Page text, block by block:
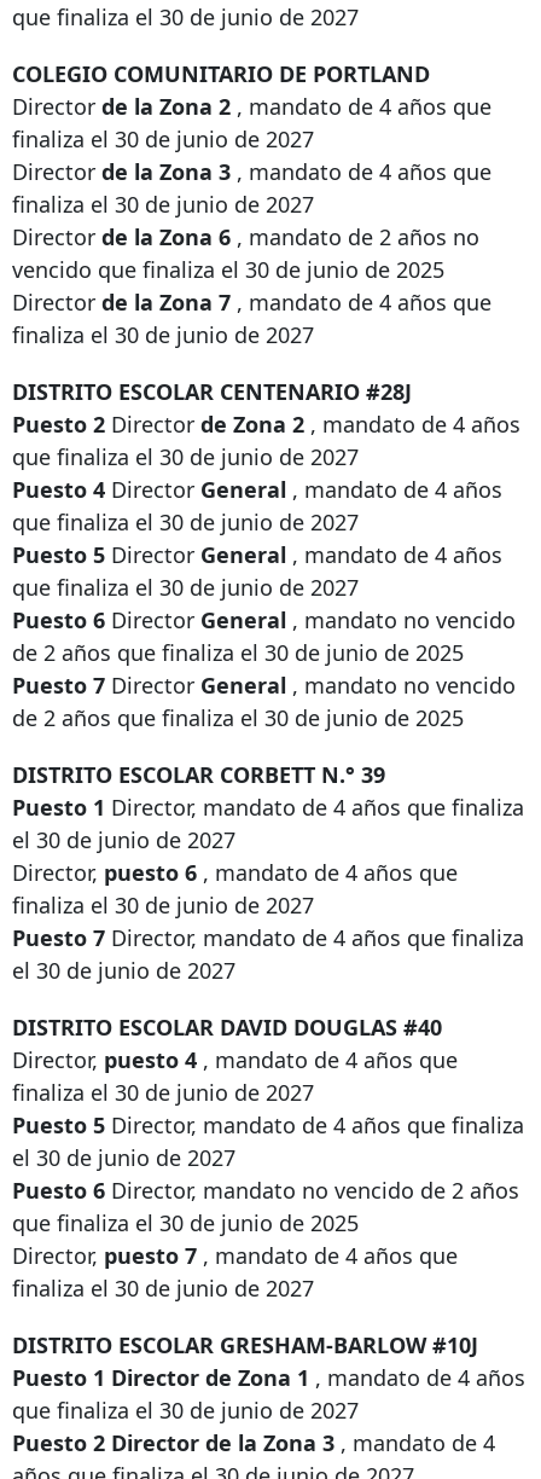
que finaliza el 30 de junio de 2027
COLEGIO COMUNITARIO DE PORTLAND
Director de la Zona 2 , mandato de 4 años que
finaliza el 30 de junio de 2027
Director de la Zona 3 , mandato de 4 años que
finaliza el 30 de junio de 2027
Director de la Zona 6 , mandato de 2 años no
vencido que finaliza el 30 de junio de 2025
Director de la Zona 7 , mandato de 4 años que
finaliza el 30 de junio de 2027
DISTRITO ESCOLAR CENTENARIO #28J
Puesto 2 Director de Zona 2 , mandato de 4 años
que finaliza el 30 de junio de 2027
Puesto 4 Director General , mandato de 4 años
que finaliza el 30 de junio de 2027
Puesto 5 Director General , mandato de 4 años
que finaliza el 30 de junio de 2027
Puesto 6 Director General , mandato no vencido
de 2 años que finaliza el 30 de junio de 2025
Puesto 7 Director General , mandato no vencido
de 2 años que finaliza el 30 de junio de 2025
DISTRITO ESCOLAR CORBETT N.° 39
Puesto 1 Director, mandato de 4 años que finaliza
el 30 de junio de 2027
Director, puesto 6 , mandato de 4 años que
finaliza el 30 de junio de 2027
Puesto 7 Director, mandato de 4 años que finaliza
el 30 de junio de 2027
DISTRITO ESCOLAR DAVID DOUGLAS #40
Director, puesto 4 , mandato de 4 años que
finaliza el 30 de junio de 2027
Puesto 5 Director, mandato de 4 años que finaliza
el 30 de junio de 2027
Puesto 6 Director, mandato no vencido de 2 años
que finaliza el 30 de junio de 2025
Director, puesto 7 , mandato de 4 años que
finaliza el 30 de junio de 2027
DISTRITO ESCOLAR GRESHAM-BARLOW #10J
Puesto 1 Director de Zona 1 , mandato de 4 años
que finaliza el 30 de junio de 2027
Puesto 2 Director de la Zona 3 , mandato de 4